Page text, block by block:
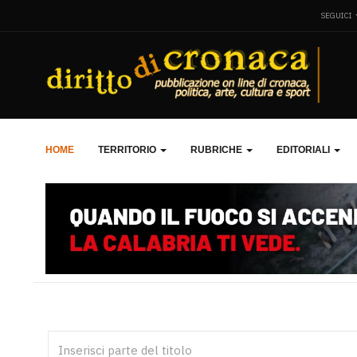
SEGUICI
HOME TERRITORIO RUBRICHE EDITORIALI